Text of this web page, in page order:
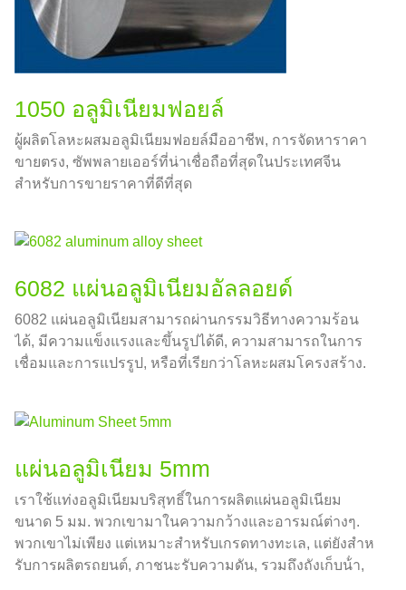
1050 อลูมิเนียมฟอยล์
ผู้ผลิตโลหะผสมอลูมิเนียมฟอยล์มืออาชีพ, การจัดหาราคา
ขายตรง, ซัพพลายเออร์ที่น่าเชื่อถือที่สุดในประเทศจีน
สำหรับการขายราคาที่ดีที่สุด
6082 แผ่นอลูมิเนียมอัลลอยด์
6082 แผ่นอลูมิเนียมสามารถผ่านกรรมวิธีทางความร้อน
ได้, มีความแข็งแรงและขึ้นรูปได้ดี, ความสามารถในการ
เชื่อมและการแปรรูป, หรือที่เรียกว่าโลหะผสมโครงสร้าง.
แผ่นอลูมิเนียม 5mm
เราใช้แท่งอลูมิเนียมบริสุทธิ์ในการผลิตแผ่นอลูมิเนียม
ขนาด 5 มม. พวกเขามาในความกว้างและอารมณ์ต่างๆ.
พวกเขาไม่เพียง แต่เหมาะสําหรับเกรดทางทะเล, แต่ยังสําห
รับการผลิตรถยนต์, ภาชนะรับความดัน, รวมถึงถังเก็บน้ํา,